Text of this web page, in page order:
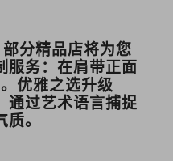
分精品店将为您
服务：在肩带正面
优雅之选升级
过艺术语言捕捉
。